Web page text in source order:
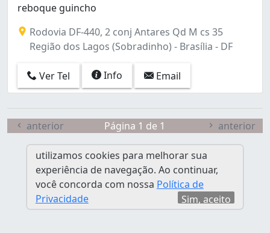
Condomínio Residencial Morada Nobre (Planaltina)
Cruzeiro (1)
Cruzeiro Novo (1)
Estância Mestre D'Armas I (Planaltina) (1)
Gama (2)
Guará (9)
Núcleo Bandeirante (2)
Paranoá (8)
Planaltina (6)
Ponte Alta Norte (gama) (1)
Recanto Das Emas (1)
Recanto das Emas (4)
reboque guincho
Rodovia DF-440, 2 conj Antares Qd M cs 35
Região dos Lagos (Sobradinho) - Brasília - DF
Ver Tel Info Email
anterior Página 1 de 1 anterior
utilizamos cookies para melhorar sua
experiência de navegação. Ao continuar,
você concorda com nossa Política de
Privacidade
Sim, aceito